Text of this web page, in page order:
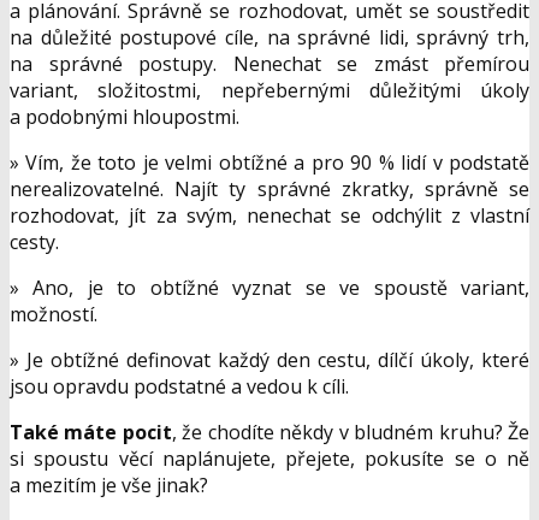
a plánování. Správně se rozhodovat, umět se soustředit
na důležité postupové cíle, na správné lidi, správný trh,
na správné postupy. Nenechat se zmást přemírou
variant, složitostmi, nepřebernými důležitými úkoly
a podobnými hloupostmi.
» Vím, že toto je velmi obtížné a pro 90 % lidí v podstatě
nerealizovatelné. Najít ty správné zkratky, správně se
rozhodovat, jít za svým, nenechat se odchýlit z vlastní
cesty.
» Ano, je to obtížné vyznat se ve spoustě variant,
možností.
» Je obtížné definovat každý den cestu, dílčí úkoly, které
jsou opravdu podstatné a vedou k cíli.
Také máte pocit, že chodíte někdy v bludném kruhu? Že
si spoustu věcí naplánujete, přejete, pokusíte se o ně
a mezitím je vše jinak?